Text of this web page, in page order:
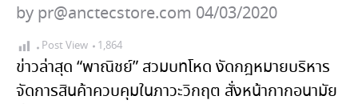
by pr@anctecstore.com 04/03/2020
Post View 1,864
ข่าวล่าสุด “พาณิชย์” สวมบทโหด งัดกฎหมายบริหาร
จัดการสินค้าควบคุมในภาวะวิกฤต สั่งหน้ากากอนามัย